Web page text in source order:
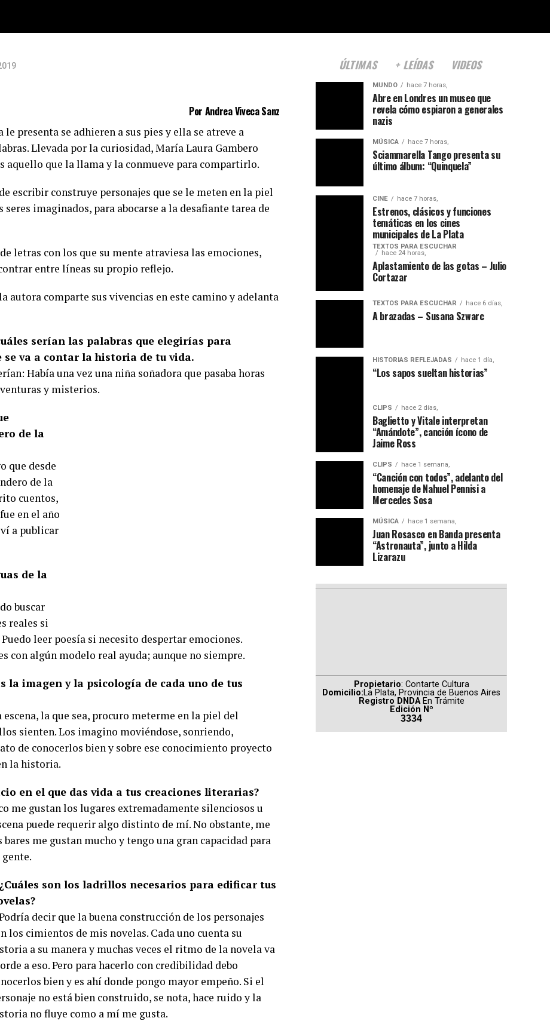
Por Andrea Viveca Sanz
presenta se adhieren a sus pies y ella se atreve a
Llevada por la curiosidad, María Laura Gambero
aquello que la llama y la conmueve para compartirlo.
escribir construye personajes que se le meten en la piel
seres imaginados, para abocarse a la desafiante tarea de
letras con los que su mente atraviesa las emociones,
entre líneas su propio reflejo.
autora comparte sus vivencias en este camino y adelanta
serían las palabras que elegirías para
se va a contar la historia de tu vida.
Había una vez una niña soñadora que pasaba horas
y misterios.
de la
que desde
de la
cuentos,
en el año
a publicar
de la
buscar
reales si
leer poesía si necesito despertar emociones.
con algún modelo real ayuda; aunque no siempre.
la imagen y la psicología de cada uno de tus
la que sea, procuro meterme en la piel del
sienten. Los imagino moviéndose, sonriendo,
de conocerlos bien y sobre ese conocimiento proyecto
la historia.
en el que das vida a tus creaciones literarias?
me gustan los lugares extremadamente silenciosos u
puede requerir algo distinto de mí. No obstante, me
me gustan mucho y tengo una gran capacidad para
son los ladrillos necesarios para edificar tus
decir que la buena construcción de los personajes
los cimientos de mis novelas. Cada uno cuenta su
a su manera y muchas veces el ritmo de la novela va
a eso. Pero para hacerlo con credibilidad debo
bien y es ahí donde pongo mayor empeño. Si el
no está bien construido, se nota, hace ruido y la
no fluye como a mí me gusta.
ÚLTIMAS + LEÍDAS VIDEOS
MUNDO hace 7 horas,
Abre en Londres un museo que
revela cómo espiaron a generales
nazis
MÚSICA hace 7 horas,
Sciammarella Tango presenta su
último álbum: “Quinquela”
CINE hace 7 horas,
Estrenos, clásicos y funciones
temáticas en los cines
municipales de La Plata
TEXTOS PARA ESCUCHAR
hace 24 horas,
Aplastamiento de las gotas – Julio
Cortazar
TEXTOS PARA ESCUCHAR hace 6 días,
A brazadas – Susana Szwarc
HISTORIAS REFLEJADAS hace 1 día,
“ Los sapos sueltan historias”
CLIPS hace 2 días,
Baglietto y Vitale interpretan
“Amándote”, canción ícono de
Jaime Ross
CLIPS hace 1 semana,
“Canción con todos”, adelanto del
homenaje de Nahuel Pennisi a
Mercedes Sosa
MÚSICA hace 1 semana,
Juan Rosasco en Banda presenta
“Astronauta”, junto a Hilda
Lizarazu
Propietario: Contarte Cultura
Domicilio:La Plata, Provincia de Buenos Aires
Registro DNDA En Trámite
Edición Nº
3334